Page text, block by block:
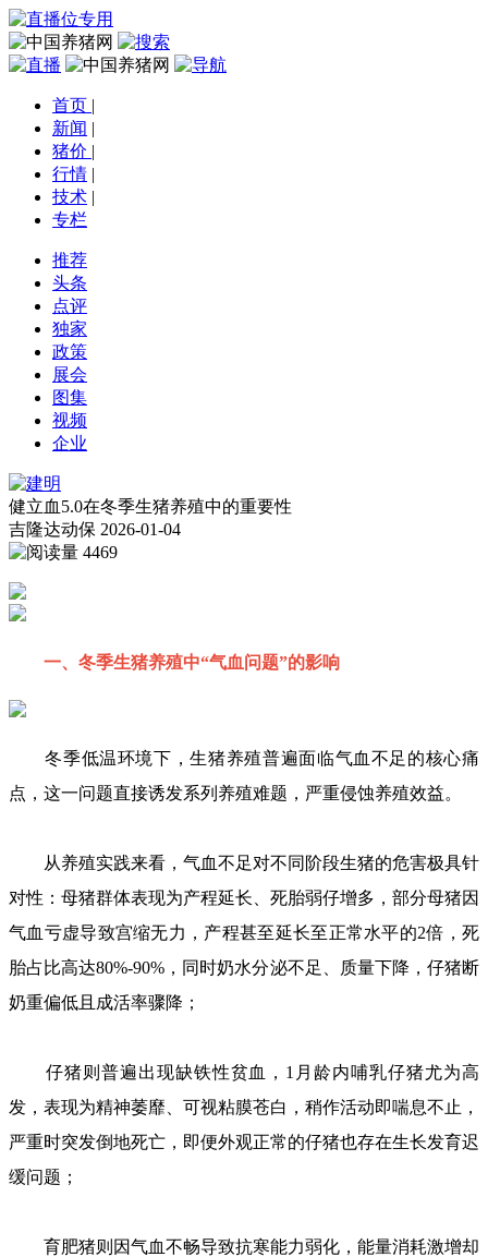
首页 |
新闻 |
猪价 |
行情 |
技术 |
专栏
推荐
头条
点评
独家
政策
展会
图集
视频
企业
健立血5.0在冬季生猪养殖中的重要性
吉隆达动保 2026-01-04
4469
一、冬季生猪养殖中“气血问题”的影响
冬季低温环境下，生猪养殖普遍面临气血不足的核心痛
点，这一问题直接诱发系列养殖难题，严重侵蚀养殖效益。
从养殖实践来看，气血不足对不同阶段生猪的危害极具针
对性：母猪群体表现为产程延长、死胎弱仔增多，部分母猪因
气血亏虚导致宫缩无力，产程甚至延长至正常水平的2倍，死
胎占比高达80%-90%，同时奶水分泌不足、质量下降，仔猪断
奶重偏低且成活率骤降；
仔猪则普遍出现缺铁性贫血，1月龄内哺乳仔猪尤为高
发，表现为精神萎靡、可视粘膜苍白，稍作活动即喘息不止，
严重时突发倒地死亡，即便外观正常的仔猪也存在生长发育迟
缓问题；
育肥猪则因气血不畅导致抗寒能力弱化，能量消耗激增却